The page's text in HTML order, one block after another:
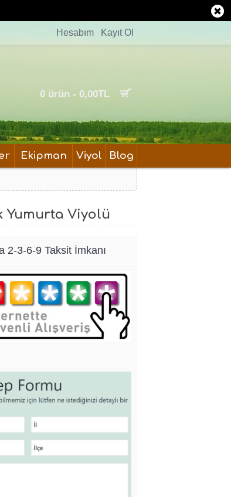
Hesabım Kayıt Ol
0 ürün - 0,00TL
Ekipman Viyol Blog
Yumurta Viyolü
2-3-6-9 Taksit İmkanı